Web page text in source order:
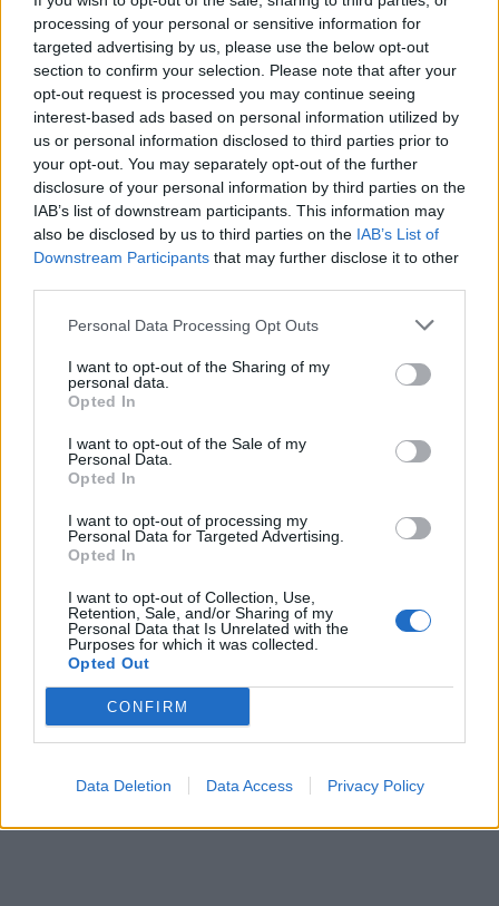
processing of your personal or sensitive information for
targeted advertising by us, please use the below opt-out
section to confirm your selection. Please note that after your
opt-out request is processed you may continue seeing
interest-based ads based on personal information utilized by
us or personal information disclosed to third parties prior to
your opt-out. You may separately opt-out of the further
disclosure of your personal information by third parties on the
IAB’s list of downstream participants. This information may
also be disclosed by us to third parties on the IAB’s List of
Downstream Participants that may further disclose it to other
Personal Data Processing Opt Outs
I want to opt-out of the Sharing of my
personal data.
Opted In
I want to opt-out of the Sale of my
Personal Data.
Opted In
I want to opt-out of processing my
Personal Data for Targeted Advertising.
Opted In
I want to opt-out of Collection, Use,
Retention, Sale, and/or Sharing of my
Personal Data that Is Unrelated with the
Purposes for which it was collected.
Opted Out
CONFIRM
Data Deletion Data Access Privacy Policy
kolacji wigilijnej?
Obecnie dodatkowy talerz jest przygotowywany
dla gościa, który mógłby pojawić się
niespodziewanie prosząc o przyjęcie go na
kolację. Najczęściej osobę tą określa się
mianem zagubionego wędrowca. Ten pusty
talerz symbolizuje gościnność i otwartość, która
jest niezwykle ważna podczas świąt Bożego
Narodzenia. Większość zwyczajów, które są
częścią grudniowych dni jest związana z
pozytywnie nastawionym w stosunkach
międzyludzkich. Dzięki wykonywaniu pewnych
do refleksji i stworzyć pretekst do rozpoczęcia
rozmowy w gronie rodziny i przyjaciół.